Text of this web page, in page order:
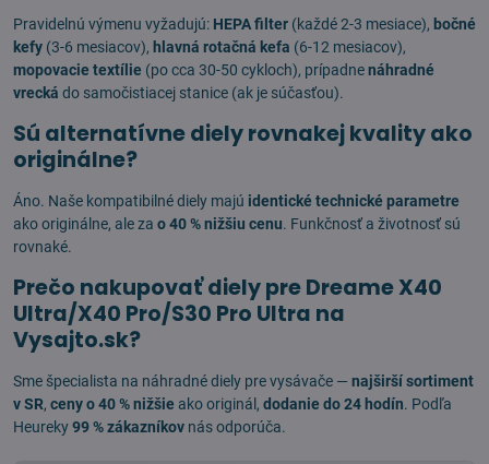
Pravidelnú výmenu vyžadujú: HEPA filter (každé 2-3 mesiace), bočné
kefy (3-6 mesiacov), hlavná rotačná kefa (6-12 mesiacov),
mopovacie textílie (po cca 30-50 cykloch), prípadnenáhradné
vrecká do samočistiacej stanice (ak je súčasťou).
Sú alternatívne diely rovnakej kvality ako
originálne?
Áno. Naše kompatibilné diely majú identické technické parametre
ako originálne, ale za o 40 % nižšiu cenu. Funkčnosť a životnosť sú
rovnaké.
Prečo nakupovať diely pre Dreame X40
Ultra/X40 Pro/S30 Pro Ultra na
Vysajto.sk?
Sme špecialista na náhradné diely pre vysávače — najširší sortiment
v SR, ceny o 40 % nižšie ako originál, dodanie do 24 hodín. Podľa
Heureky99 % zákazníkov nás odporúča.